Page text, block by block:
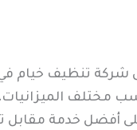
شركة تنظيف خيام
مختلف
أفضل خدمة مقابل